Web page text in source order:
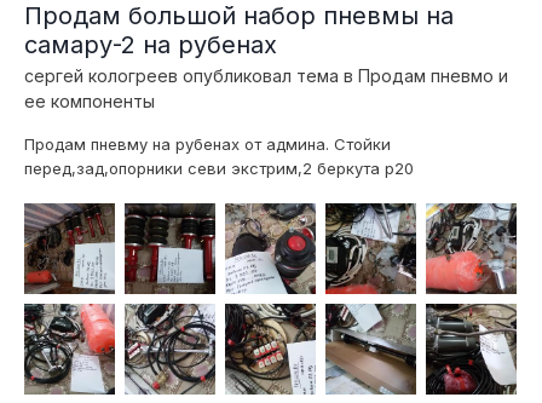
Продам большой набор пневмы на
самару-2 на рубенах
сергей кологреев опубликовал тема в Продам пневмо и
ее компоненты
Продам пневму на рубенах от админа. Стойки
перед,зад,опорники севи экстрим,2 беркута р20
потроха,загерметизированы корпуса,воздух сосет
исключительно через фильтр,провода в обход
кнопки,медные 8квадратов,не греются!), ресивер 20л
влагоотделитель и т.д.,клапана от админ...